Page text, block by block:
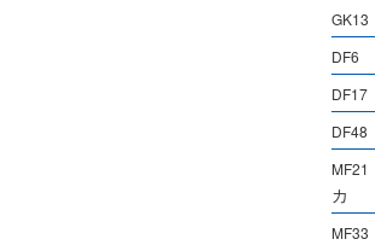
GK13
DF6
DF17
DF48
MF21
カ
MF33